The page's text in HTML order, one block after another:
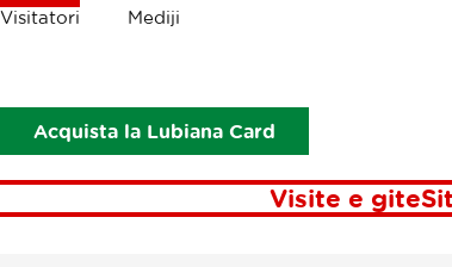
Visitatori Mediji
Acquista la Lubiana Card
Visite e gite
Briciole